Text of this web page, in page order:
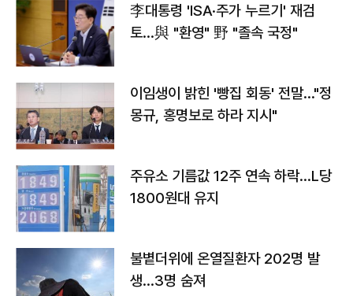
李대통령 'ISA·주가 누르기' 재검
토…與 "환영" 野 "졸속 국정"
이임생이 밝힌 '빵집 회동' 전말…"정
몽규, 홍명보로 하라 지시"
주유소 기름값 12주 연속 하락…L당
1800원대 유지
불볕더위에 온열질환자 202명 발
생…3명 숨져